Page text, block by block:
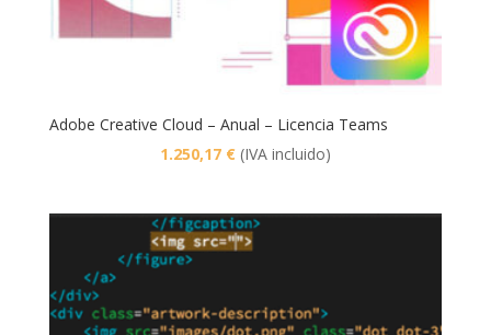
Adobe Creative Cloud – Anual – Licencia Teams
1.250,17 € (IVA incluido)